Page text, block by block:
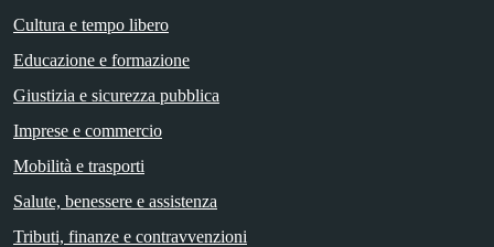
Cultura e tempo libero
Educazione e formazione
Giustizia e sicurezza pubblica
Imprese e commercio
Mobilità e trasporti
Salute, benessere e assistenza
Tributi, finanze e contravvenzioni